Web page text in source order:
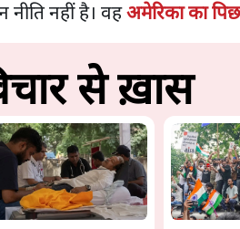
नीति नहीं है। वहअमेरिका का
से ख़ास